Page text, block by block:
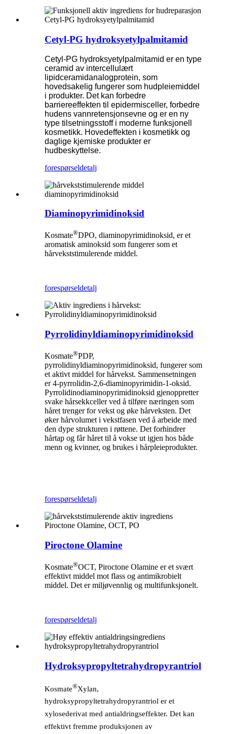
Cetyl-PG hydroksyetylpalmitamid
Cetyl-PG hydroksyetylpalmitamid er en type
ceramid av intercellulært
lipidceramidanalogprotein, som
hovedsakelig fungerer som hudpleiemiddel
i produkter. Det kan forbedre
barriereeffekten til epidermisceller, forbedre
hudens vannretensjonsevne og er en ny
type tilsetningsstoff i moderne funksjonell
kosmetikk. Hovedeffekten i kosmetikk og
daglige kjemiske produkter er
hudbeskyttelse.
forespørseldetalj
Diaminopyrimidinoksid
Kosmate®DPO, diaminopyrimidinoksid, er et
aromatisk aminoksid som fungerer som et
hårvekststimulerende middel.
forespørseldetalj
Pyrrolidinyldiaminopyrimidinoksid
Kosmate®PDP,
pyrrolidinyldiaminopyrimidinoksid, fungerer som
et aktivt middel for hårvekst. Sammensetningen
er 4-pyrrolidin-2,6-diaminopyrimidin-1-oksid.
Pyrrolidinodiaminopyrimidinoksid gjenoppretter
svake hårsekkceller ved å tilføre næringen som
håret trenger for vekst og øke hårveksten. Det
øker hårvolumet i vekstfasen ved å arbeide med
den dype strukturen i røttene. Det forhindrer
hårtap og får håret til å vokse ut igjen hos både
menn og kvinner, og brukes i hårpleieprodukter.
forespørseldetalj
Piroctone Olamine
Kosmate®OCT, Piroctone Olamine er et svært
effektivt middel mot flass og antimikrobielt
middel. Det er miljøvennlig og multifunksjonelt.
forespørseldetalj
Hydroksypropyltetrahydropyrantriol
Kosmate®Xylan,
hydroksypropyltetrahydropyrantriol er et
xylosederivat med antialdringseffekter. Det kan
effektivt fremme produksjonen av